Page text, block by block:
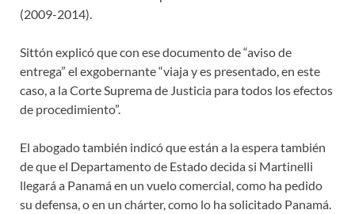
(2009-2014).
Sittón explicó que con ese documento de “aviso de
entrega” el exgobernante “viaja y es presentado, en este
caso, a la Corte Suprema de Justicia para todos los efectos
de procedimiento”.
El abogado también indicó que están a la espera también
de que el Departamento de Estado decida si Martinelli
llegará a Panamá en un vuelo comercial, como ha pedido
su defensa, o en un chárter, como lo ha solicitado Panamá.